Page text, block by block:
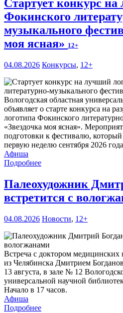
Стартует конкурс
Фокинского
музыкального
моя ясная» 12+
04.08.2026 Конкурсы, 12+
Вологодская областная
объявляет о старте конкурса на
логотипа Фокинского
«Звездочка моя ясная».
подготовки к фестивалю, который
первую неделю сентября 2026
Афиша
Подробнее
Палеохудожник
встретится с
04.08.2026 Новости, 12+
Встреча с доктором медицинских
из Челябинска Дмитрием
13 августа, в зале № 12
универсальной научной
Начало в 17 часов.
Афиша
Подробнее